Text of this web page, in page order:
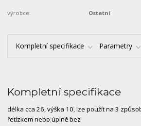
výrobce: Ostatní
Kompletní specifikace Parametry
Kompletní specifikace
délka cca 26, výška 10, lze použít na 3
řetízkem nebo úplně bez